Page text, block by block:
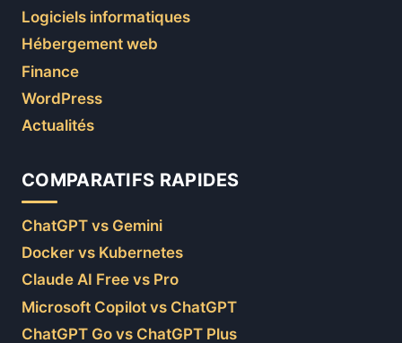
Logiciels informatiques
Hébergement web
Finance
WordPress
Actualités
COMPARATIFS RAPIDES
ChatGPT vs Gemini
Docker vs Kubernetes
Claude AI Free vs Pro
Microsoft Copilot vs ChatGPT
ChatGPT Go vs ChatGPT Plus